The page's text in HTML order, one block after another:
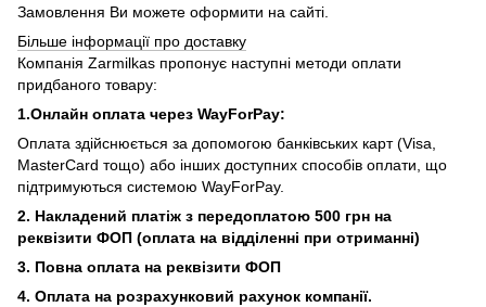
Замовлення Ви можете оформити на сайті.
Більше інформації про доставку
Компанія Zarmilkas пропонує наступні методи оплати
придбаного товару:
1.Онлайн оплата через WayForPay:
Оплата здійснюється за допомогою банківських карт (Visa,
MasterCard тощо) або інших доступних способів оплати, що
підтримуються системою WayForPay.
2. Накладений платіж з передоплатою 500 грн на
реквізити ФОП (оплата на відділенні при отриманні)
3. Повна оплата на реквізити ФОП
4. Оплата на розрахунковий рахунок компанії.